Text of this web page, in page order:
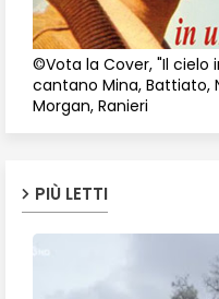
©Vota la Cover, "Il cielo
cantano Mina, Battiato,
Morgan, Ranieri
PIÙ LETTI